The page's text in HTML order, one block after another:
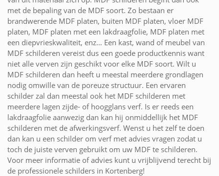
met de bepaling van de MDF soort. Zo bestaan er
brandwerende MDF platen, buiten MDF platen, vloer MDF
platen, MDF platen met een lakdraagfolie, MDF platen met
een diepvrieskwaliteit, enz… Een kast, wand of meubel van
MDF schilderen vereist dus een goede productkennis want
niet alle verven zijn geschikt voor elke MDF soort. Wilt u
MDF schilderen dan heeft u meestal meerdere grondlagen
nodig omwille van de poreuze structuur. Een ervaren
schilder zal dan meestal ook het MDF schilderen met
meerdere lagen zijde- of hoogglans verf. Is er reeds een
lakdraagfolie aanwezig dan kan hij onmiddellijk het MDF
schilderen met de afwerkingsverf. Wenst u het zelf te doen
dan kan u een schilder om verf met advies vragen zodat u
toch de juiste verven gebruikt om uw MDF te schilderen.
Voor meer informatie of advies kunt u vrijblijvend terecht bij
de professionele schilders in Kortenberg!